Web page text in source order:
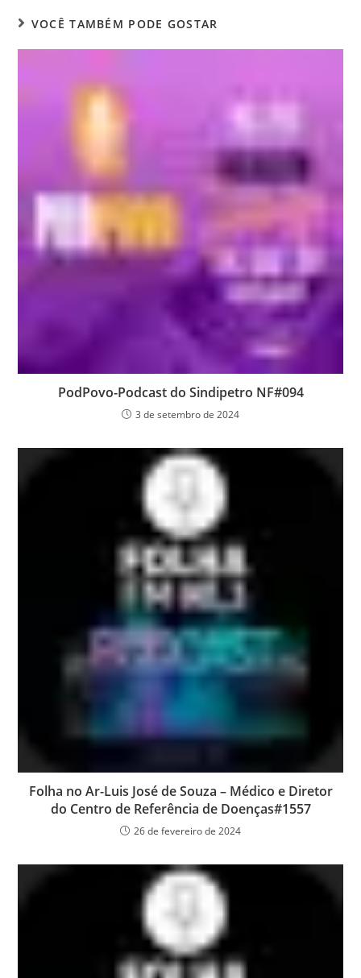
VOCÊ TAMBÉM PODE GOSTAR
PodPovo-Podcast do Sindipetro NF#094
3 de setembro de 2024
Folha no Ar-Luis José de Souza – Médico e Diretor
do Centro de Referência de Doenças#1557
26 de fevereiro de 2024